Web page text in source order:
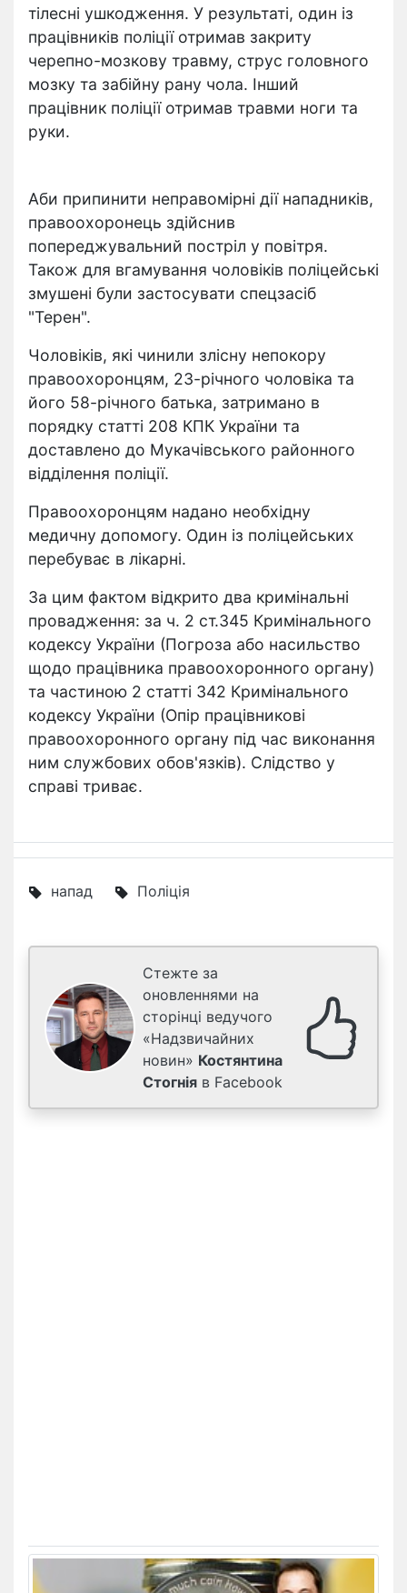
тілесні ушкодження. У результаті, один із
працівників поліції отримав закриту
черепно-мозкову травму, струс головного
мозку та забійну рану чола. Інший
працівник поліції отримав травми ноги та
руки.
Аби припинити неправомірні дії нападників,
правоохоронець здійснив
попереджувальний постріл у повітря.
Також для вгамування чоловіків поліцейські
змушені були застосувати спецзасіб
"Терен".
Чоловіків, які чинили злісну непокору
правоохоронцям, 23-річного чоловіка та
його 58-річного батька, затримано в
порядку статті 208 КПК України та
доставлено до Мукачівського районного
відділення поліції.
Правоохоронцям надано необхідну
медичну допомогу. Один із поліцейських
перебуває в лікарні.
За цим фактом відкрито два кримінальні
провадження: за ч. 2 ст.345 Кримінального
кодексу України (Погроза або насильство
щодо працівника правоохоронного органу)
та частиною 2 статті 342 Кримінального
кодексу України (Опір працівникові
правоохоронного органу під час виконання
ним службових обов'язків). Слідство у
справі триває.
напад Поліція
Стежте за
оновленнями на
сторінці ведучого
«Надзвичайних
новин» Костянтина
Стогнія в Facebook